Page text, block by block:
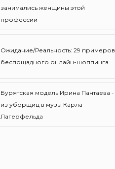
занимались женщины этой
профессии
Ожидание/Реальность: 29 примеров
беспощадного онлайн-шоппинга
Бурятская модель Ирина Пантаева -
из уборщиц в музы Карла
Лагерфельда